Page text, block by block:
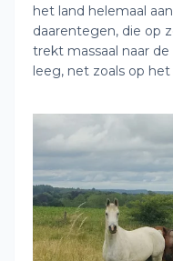
het land helemaal
daarentegen, die op
trekt massaal naar
leeg, net zoals op